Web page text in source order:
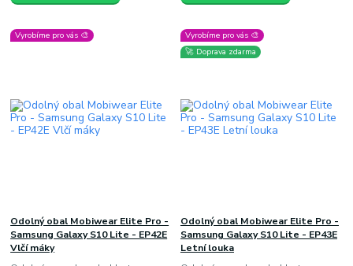
Vyrobíme pro vás 🎨
Odolný obal Mobiwear Elite Pro -
Samsung Galaxy S10 Lite - EP42E
Vlčí máky
Vyrobíme pro vás 🎨
🚀 Doprava zdarma
Odolný obal Mobiwear Elite Pro -
Samsung Galaxy S10 Lite - EP43E
Letní louka